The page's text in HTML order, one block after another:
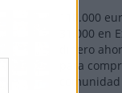
110.000
31.000 en
dinero
para
comunidad